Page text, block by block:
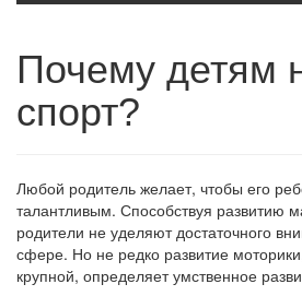
Почему детям
спорт?
Любой родитель желает, чтобы его
талантливым. Способствуя развитию
родители не уделяют достаточного
сфере. Но не редко развитие
крупной, определяет умственное